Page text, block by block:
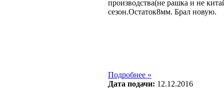
производства(не рашка и не
сезон.Остаток8мм. Брал новую.
Подробнее »
Дата подачи: 12.12.2016